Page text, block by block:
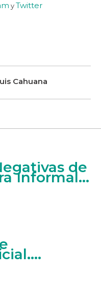
yTwitter
Cahuana
de
Informal
artes